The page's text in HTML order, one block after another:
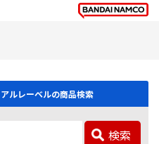
ルレーベルの商品検索
検索